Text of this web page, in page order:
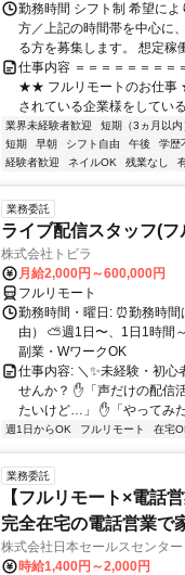
勤務時間 シフト制 希望に
方／上記の時間帯を中心に
る方を募集します。 想定稼
仕事内容 ＝＝＝＝＝＝＝＝
★★ フルリモートのお仕事
されている企業様をしてい
業界未経験者歓迎 短期（3ヵ月以内
短期
早朝 シフト自由 午後 学歴
経験者歓迎
ネイルOK 残業なし
業務委託
ライブ配信スタッフ(フ
株式会社トビラ
月給2,000円～600,000円
フルリモート
勤務時間・曜日: ⏰勤務時
由） ⛅週1日〜、1日1時間
副業・WワークOK
仕事内容: ＼✨未経験・初心
せんか？ ✋「声だけの配信
たいけど…」 ✋「やってみ
週1日からOK フルリモート 在宅
業務委託
【フルリモート×電話
完全在宅の電話営業で
株式会社日本セールスセンター
時給1,400円～2,000円